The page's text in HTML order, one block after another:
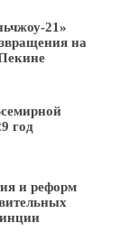
21»
на
год
и реформ